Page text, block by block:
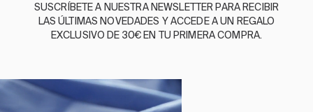
BASSOLS
GUÍA DE CUIDADOS
SUSCRÍBETE A NUESTRA NEWSLETTER PARA RECIBIR
LAS ÚLTIMAS NOVEDADES Y ACCEDE A UN REGALO
EXCLUSIVO DE 30€ EN TU PRIMERA COMPRA.